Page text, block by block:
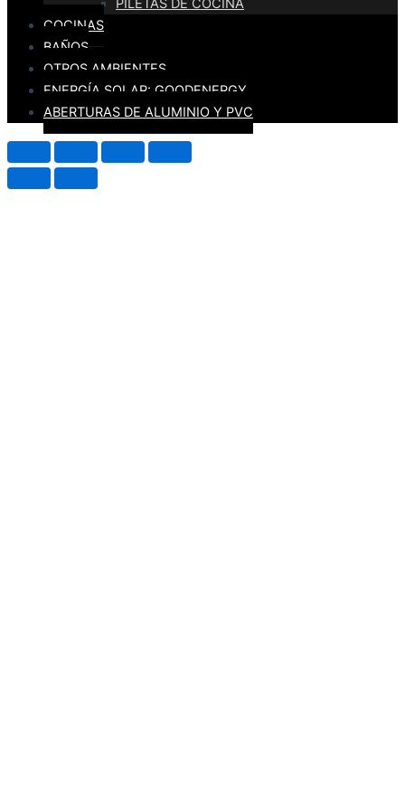
PILETAS DE COCINA
COCINAS
BAÑOS
OTROS AMBIENTES
ENERGÍA SOLAR: GOODENERGY
ABERTURAS DE ALUMINIO Y PVC